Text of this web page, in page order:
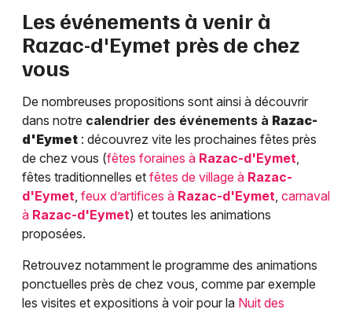
Les événements à venir à
Razac-d'Eymet près de chez
vous
De nombreuses propositions sont ainsi à découvrir
dans notre calendrier des événements à Razac-
d'Eymet : découvrez vite les prochaines fêtes près
de chez vous (fêtes foraines à Razac-d'Eymet,
fêtes traditionnelles et fêtes de village à Razac-
d'Eymet, feux d’artifices à Razac-d'Eymet, carnaval
à Razac-d'Eymet) et toutes les animations
proposées.
Retrouvez notamment le programme des animations
ponctuelles près de chez vous, comme par exemple
les visites et expositions à voir pour la Nuit des